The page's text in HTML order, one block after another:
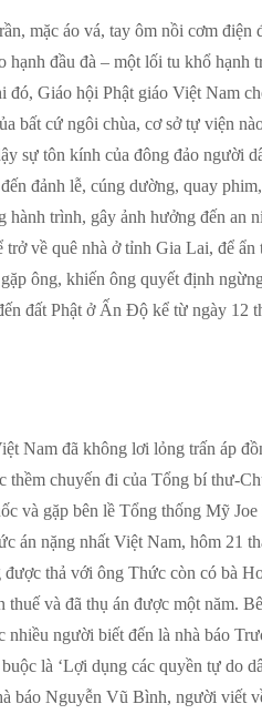
mặc áo vá, tay ôm nồi cơm điện
đầu đà – một lối tu khổ hạnh
đó, Giáo hội Phật giáo Việt Nam
bất cứ ngôi chùa, cơ sở tự viện
sự tôn kính của đông đảo người
đảnh lễ, cúng dường, quay
hành trình, gây ảnh hưởng đến an
về quê nhà ở tỉnh Gia Lai, để ẩn
ông, khiến ông quyết định
đất Phật ở Ấn Độ kể từ ngày 12
Nam đã không lơi lỏng trấn áp
thềm chuyến đi của Tổng bí thư-
và gặp bên lề Tổng thống Mỹ Joe
án nặng nhất Việt Nam, hôm 21
thả với ông Thức còn có bà
và đã thụ án được một năm.
người biết đến là nhà báo
là ‘Lợi dụng các quyền tự do
báo Nguyễn Vũ Bình, người viết